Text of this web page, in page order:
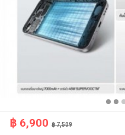
฿ 6,900 ฿ 7,509